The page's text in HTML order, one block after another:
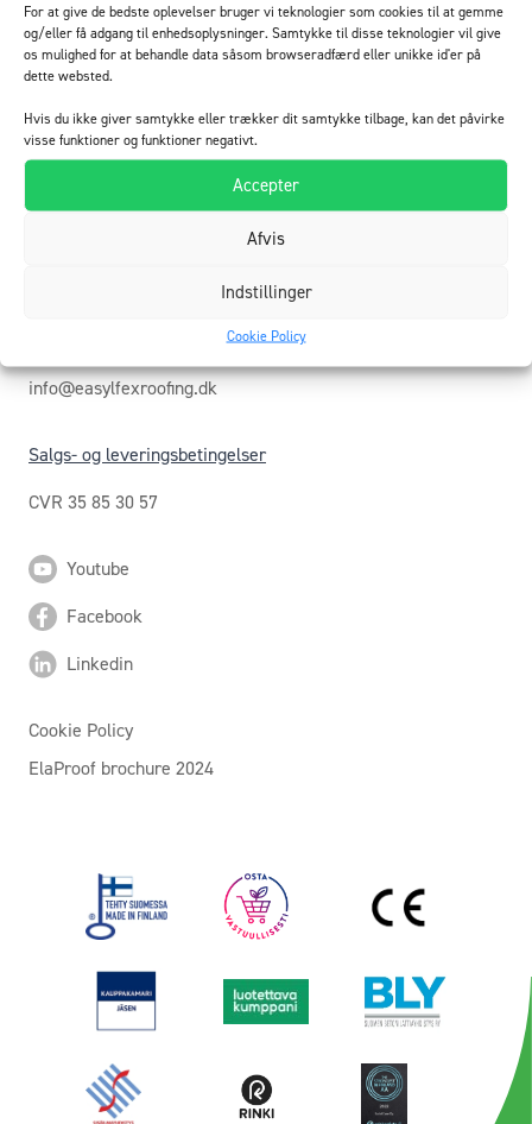
For at give de bedste oplevelser bruger vi teknologier som cookies til at gemme
og/eller få adgang til enhedsoplysninger. Samtykke til disse teknologier vil give
os mulighed for at behandle data såsom browseradfærd eller unikke id'er på
dette websted.
Hvis du ikke giver samtykke eller trækker dit samtykke tilbage, kan det påvirke
visse funktioner og funktioner negativt.
Accepter
Afvis
Indstillinger
Cookie Policy
Hesthøjvej 13, 7870 Roslev, Denmark
info@easylfexroofing.dk
Salgs- og leveringsbetingelser
CVR 35 85 30 57
Youtube
Facebook
Linkedin
Cookie Policy
ElaProof brochure 2024